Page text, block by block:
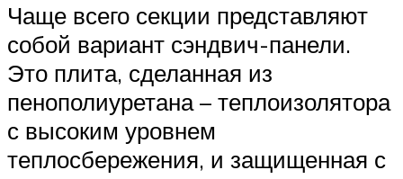
Чаще всего секции представляют
собой вариант сэндвич-панели.
Это плита, сделанная из
пенополиуретана – теплоизолятора
с высоким уровнем
теплосбережения, и защищенная с